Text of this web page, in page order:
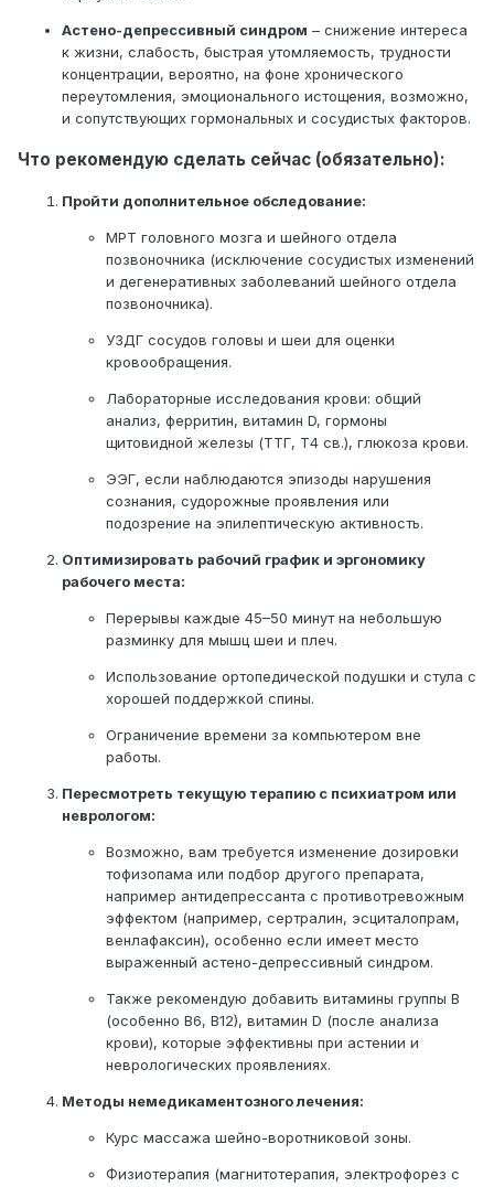
Астено-депрессивный синдром – снижение интереса
к жизни, слабость, быстрая утомляемость, трудности
концентрации, вероятно, на фоне хронического
переутомления, эмоционального истощения, возможно,
и сопутствующих гормональных и сосудистых факторов.
Что рекомендую сделать сейчас (обязательно):
Пройти дополнительное обследование:
МРТ головного мозга и шейного отдела
позвоночника (исключение сосудистых изменений
и дегенеративных заболеваний шейного отдела
позвоночника).
УЗДГ сосудов головы и шеи для оценки
кровообращения.
Лабораторные исследования крови: общий
анализ, ферритин, витамин D, гормоны
щитовидной железы (ТТГ, Т4 св.), глюкоза крови.
ЭЭГ, если наблюдаются эпизоды нарушения
сознания, судорожные проявления или
подозрение на эпилептическую активность.
Оптимизировать рабочий график и эргономику
рабочего места:
Перерывы каждые 45–50 минут на небольшую
разминку для мышц шеи и плеч.
Использование ортопедической подушки и стула с
хорошей поддержкой спины.
Ограничение времени за компьютером вне
работы.
Пересмотреть текущую терапию с психиатром или
неврологом:
Возможно, вам требуется изменение дозировки
тофизопама или подбор другого препарата,
например антидепрессанта с противотревожным
эффектом (например, сертралин, эсциталопрам,
венлафаксин), особенно если имеет место
выраженный астено-депрессивный синдром.
Также рекомендую добавить витамины группы B
(особенно B6, B12), витамин D (после анализа
крови), которые эффективны при астении и
неврологических проявлениях.
Методы немедикаментозного лечения:
Курс массажа шейно-воротниковой зоны.
Физиотерапия (магнитотерапия, электрофорез с